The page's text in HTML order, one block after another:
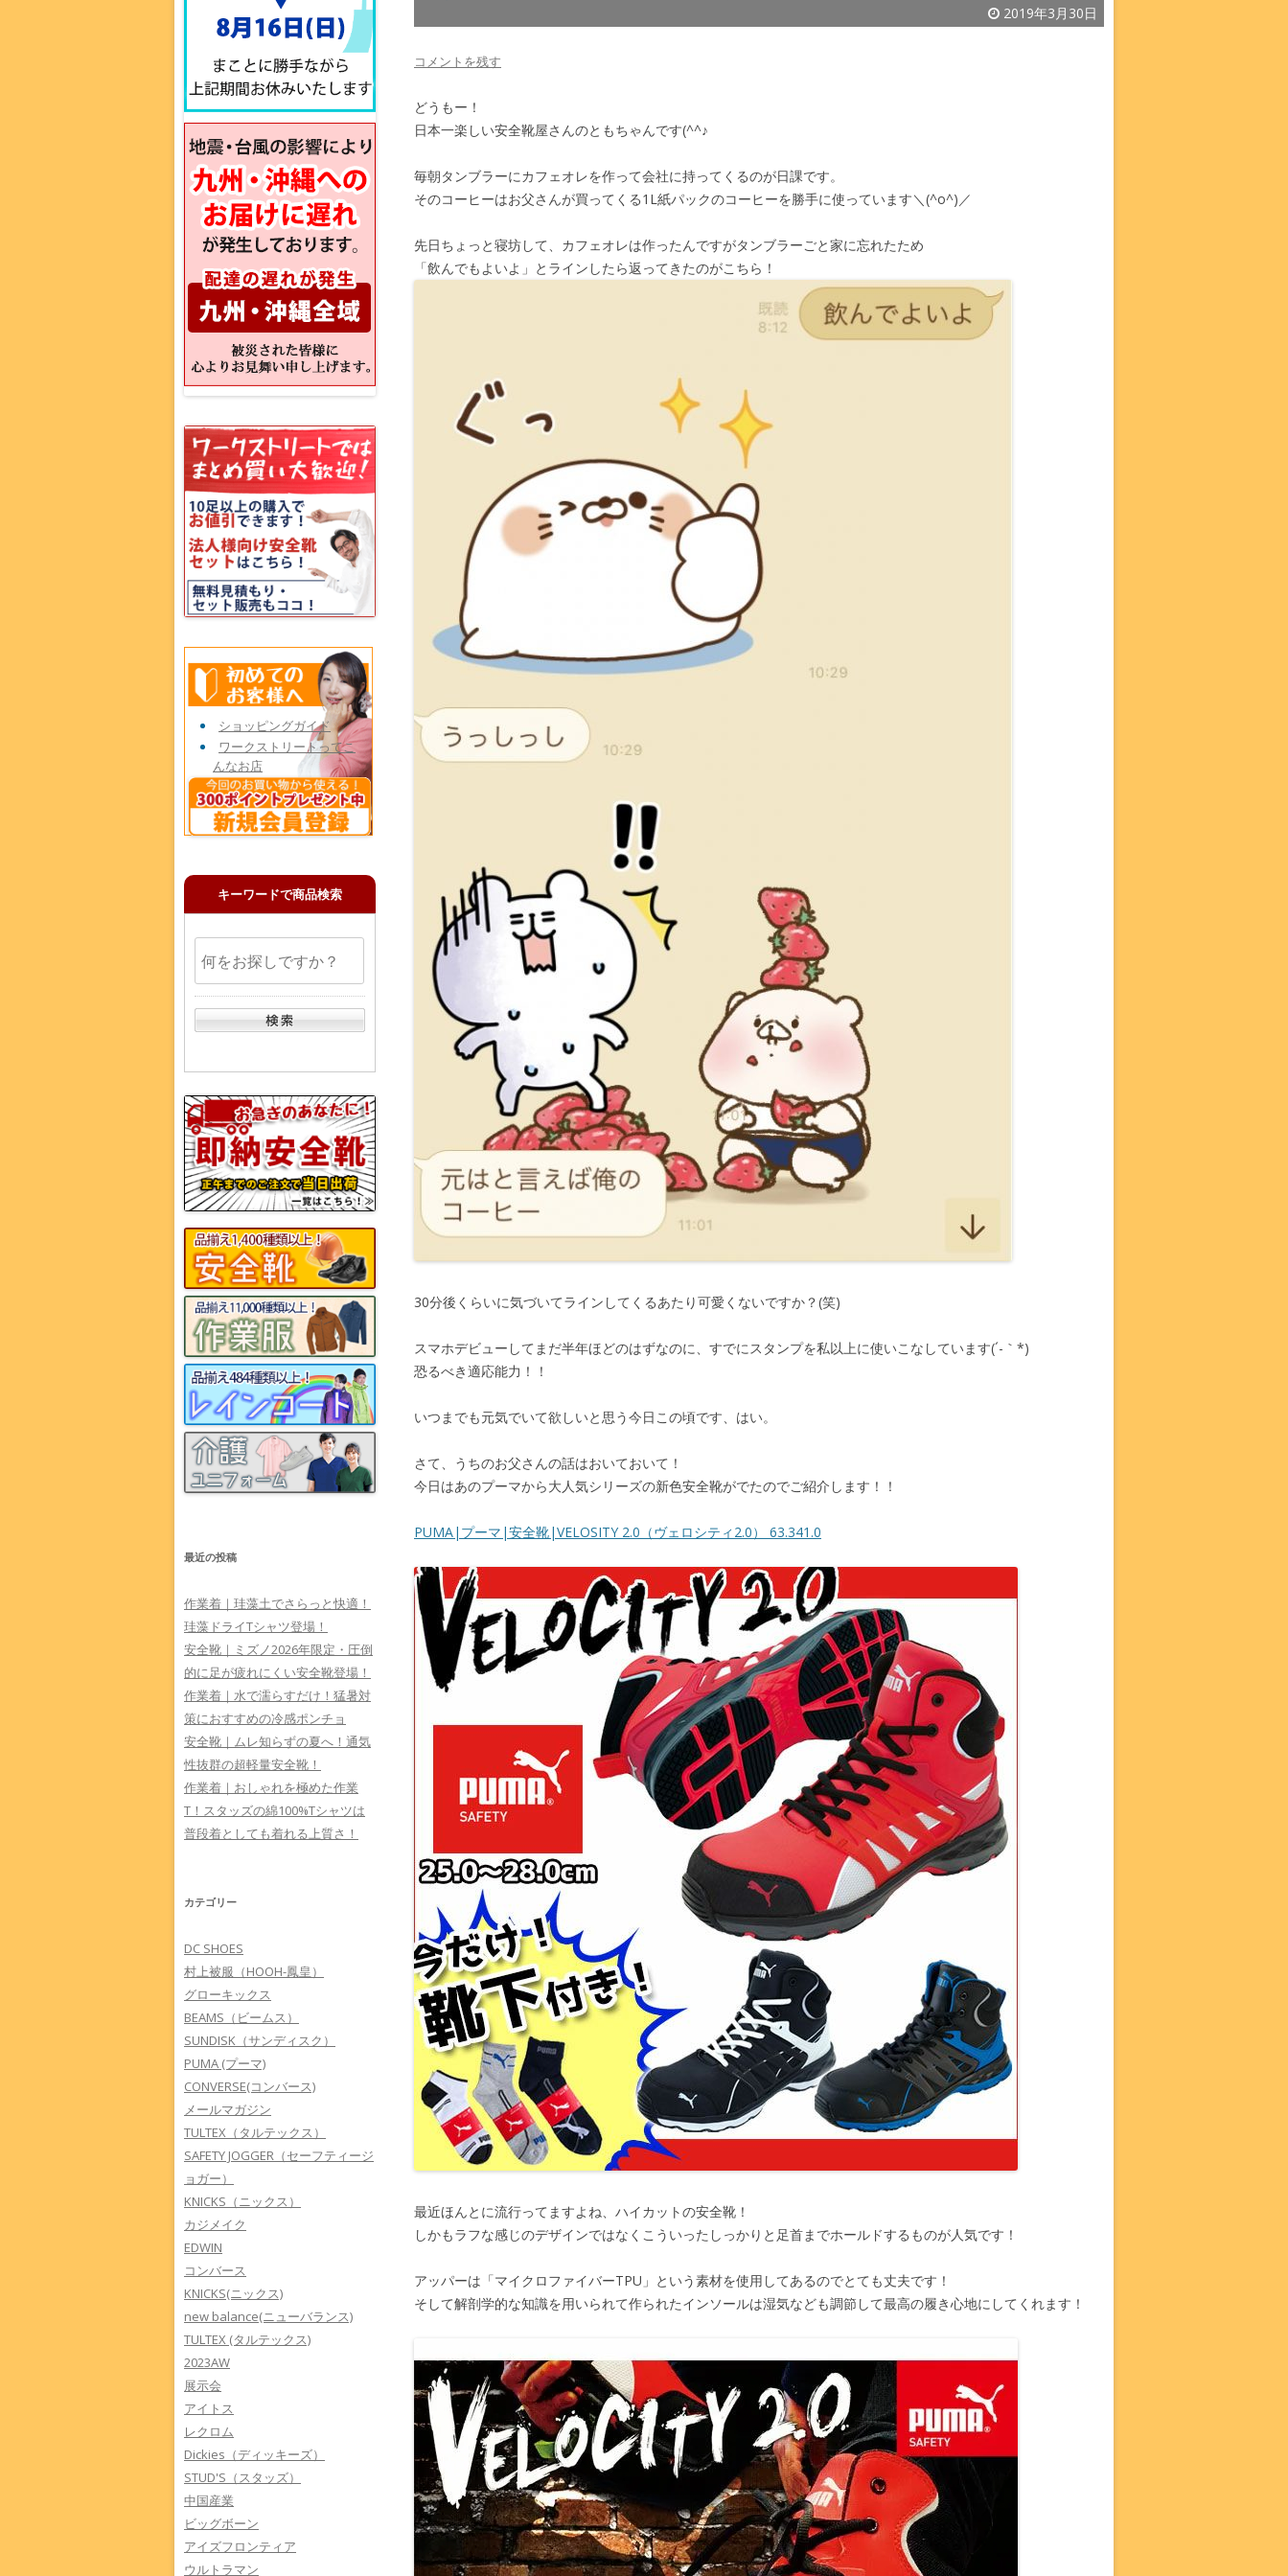
2019年3月30日
コメントを残す
どうもー！
日本一楽しい安全靴屋さんのともちゃんです(^^♪
毎朝タンブラーにカフェオレを作って会社に持ってくるのが日課です。
そのコーヒーはお父さんが買ってくる1L紙パックのコーヒーを勝手に使っています＼(^o^)／
先日ちょっと寝坊して、カフェオレは作ったんですがタンブラーごと家に忘れたため
「飲んでもよいよ」とラインしたら返ってきたのがこちら！
30分後くらいに気づいてラインしてくるあたり可愛くないですか？(笑)
スマホデビューしてまだ半年ほどのはずなのに、すでにスタンプを私以上に使いこなしています(´-｀*)
恐るべき適応能力！！
いつまでも元気でいて欲しいと思う今日この頃です、はい。
さて、うちのお父さんの話はおいておいて！
今日はあのプーマから大人気シリーズの新色安全靴がでたのでご紹介します！！
PUMA|プーマ|安全靴|VELOSITY 2.0（ヴェロシティ2.0） 63.341.0
最近ほんとに流行ってますよね、ハイカットの安全靴！
しかもラフな感じのデザインではなくこういったしっかりと足首までホールドするものが人気です！
アッパーは「マイクロファイバーTPU」という素材を使用してあるのでとても丈夫です！
そして解剖学的な知識を用いられて作られたインソールは湿気なども調節して最高の履き心地にしてくれます！
ショッピングガイド
ワークストリートってこ
んなお店
キーワードで商品検索
最近の投稿
作業着｜珪藻土でさらっと快適！
珪藻ドライTシャツ登場！
安全靴｜ミズノ2026年限定・圧倒
的に足が疲れにくい安全靴登場！
作業着｜水で濡らすだけ！猛暑対
策におすすめの冷感ポンチョ
安全靴｜ムレ知らずの夏へ！通気
性抜群の超軽量安全靴！
作業着｜おしゃれを極めた作業
T！スタッズの綿100%Tシャツは
普段着としても着れる上質さ！
カテゴリー
DC SHOES
村上被服（HOOH-鳳皇）
グローキックス
BEAMS（ビームス）
SUNDISK（サンディスク）
PUMA (プーマ)
CONVERSE(コンバース)
メールマガジン
TULTEX（タルテックス）
SAFETY JOGGER（セーフティージ
ョガー）
KNICKS（ニックス）
カジメイク
EDWIN
コンバース
KNICKS(ニックス)
new balance(ニューバランス)
TULTEX (タルテックス)
2023AW
展示会
アイトス
レクロム
Dickies（ディッキーズ）
STUD'S（スタッズ）
中国産業
ビッグボーン
アイズフロンティア
ウルトラマン